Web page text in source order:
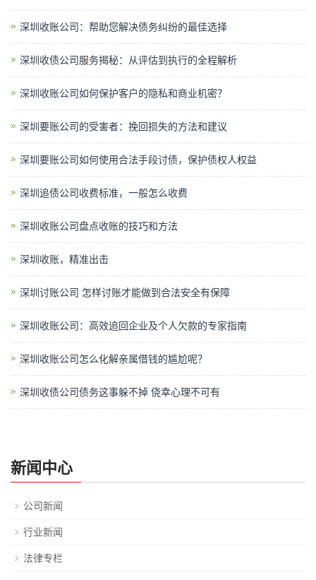
深圳收账公司：帮助您解决债务纠纷的最佳选择
深圳收债公司服务揭秘：从评估到执行的全程解析
深圳收账公司如何保护客户的隐私和商业机密？
深圳要账公司的受害者：挽回损失的方法和建议
深圳要账公司如何使用合法手段讨债，保护债权人权益
深圳追债公司收费标准，一般怎么收费
深圳收账公司盘点收账的技巧和方法
深圳收账，精准出击
深圳讨账公司 怎样讨账才能做到合法安全有保障
深圳收账公司：高效追回企业及个人欠款的专家指南
深圳收账公司​怎么化解亲属借钱的尴尬呢？
深圳收债公司债务这事躲不掉 侥幸心理不可有
新闻中心
公司新闻
行业新闻
法律专栏